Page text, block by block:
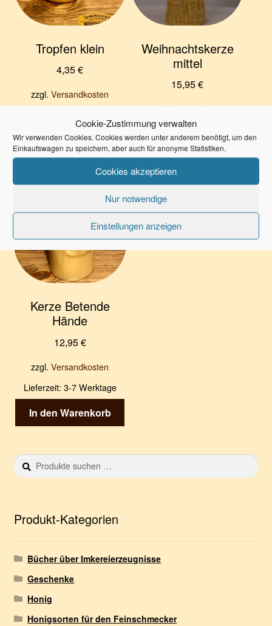
Cookie-Zustimmung verwalten
Wir verwenden Cookies. Cookies werden unter anderem benötigt, um den
Einkaufswagen zu speichern, aber auch für anonyme Statistiken.
Cookies akzeptieren
Nur notwendige
Einstellungen anzeigen
Tropfen klein
4,35€
zzgl.Versandkosten
In den Warenkorb
Weihnachtskerze
mittel
15,95€
zzgl.Versandkosten
Lieferzeit:3-7 Werktage
In den Warenkorb
Kerze Betende
Hände
12,95€
zzgl.Versandkosten
Lieferzeit: 3-7 Werktage
In den Warenkorb
Suchen
nach:
S
u
e
nProdukt-Kategorien
Bücher über Imkereierzeugnisse
Geschenke
Honig
Honigsorten für den Feinschmecker